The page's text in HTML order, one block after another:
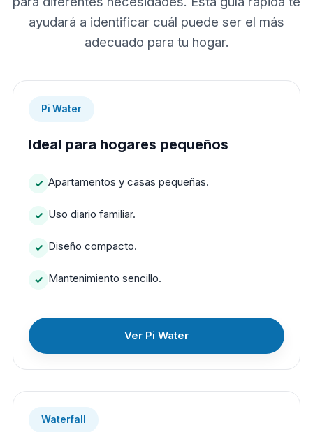
ayudará a identificar cuál puede ser el más
adecuado para tu hogar.
Pi Water
Ideal para hogares pequeños
Apartamentos y casas pequeñas.
Uso diario familiar.
Diseño compacto.
Mantenimiento sencillo.
Ver Pi Water
Waterfall